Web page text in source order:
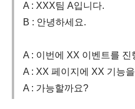
A : XXX팀 A입니다.
B : 안녕하세요.
A : 이번에 XX 이벤트를 진
A : XX 페이지에 XX 기능
A : 가능할까요?